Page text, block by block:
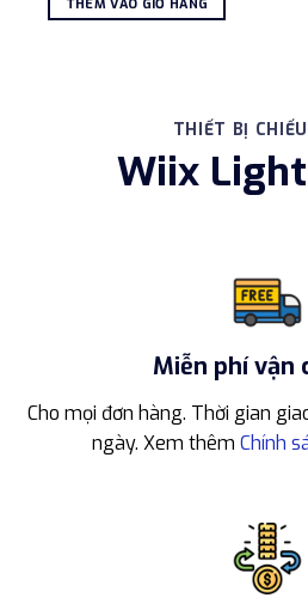
41.829.000 ₫.
THÊM VÀO GIỎ HÀNG
THIẾT BỊ
Wiix
Miễn phí vận
Cho mọi đơn hàng. Thời gian
ngày. Xem thêm Chính